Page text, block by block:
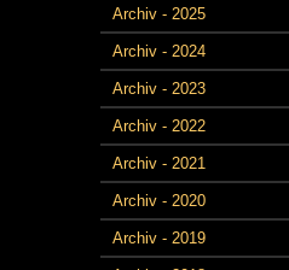
Archiv - 2025
Archiv - 2024
Archiv - 2023
Archiv - 2022
Archiv - 2021
Archiv - 2020
Archiv - 2019